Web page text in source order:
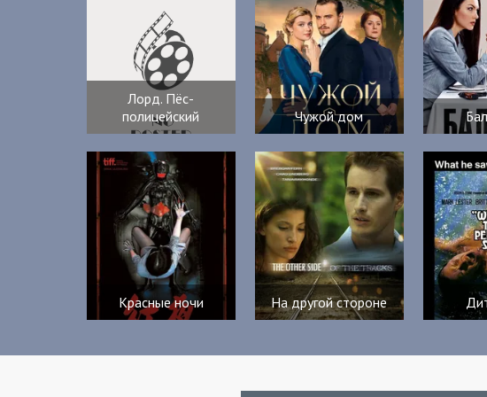
Лорд. Пёс-
полицейский
Чужой дом
Красные ночи На другой стороне